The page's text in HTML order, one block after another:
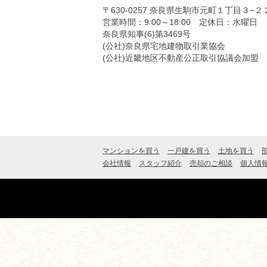
〒630-0257 奈良県生駒市元町１丁目３−２
営業時間：9:00～18:00 定休日：水曜日
奈良県知事(6)第3469号
(公社)奈良県宅地建物取引業協会
(公社)近畿地区不動産公正取引協議会加盟
マンションを買う 一戸建を買う 土地を買う
会社情報
スタッフ紹介 売却のご相談 個人情